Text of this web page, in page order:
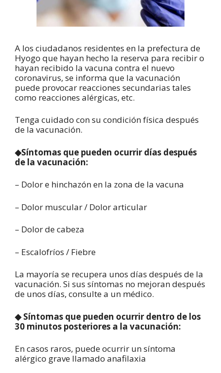
A los ciudadanos residentes en la prefectura de
Hyogo que hayan hecho la reserva para recibir o
hayan recibido la vacuna contra el nuevo
coronavirus, se informa que la vacunación
puede provocar reacciones secundarias tales
como reacciones alérgicas, etc.
Tenga cuidado con su condición física después
de la vacunación.
◆Síntomas que pueden ocurrir días después
de la vacunación:
– Dolor e hinchazón en la zona de la vacuna
– Dolor muscular / Dolor articular
– Dolor de cabeza
– Escalofríos / Fiebre
La mayoría se recupera unos días después de la
vacunación. Si sus síntomas no mejoran después
de unos días, consulte a un médico.
◆ Síntomas que pueden ocurrir dentro de los
30 minutos posteriores a la vacunación:
En casos raros, puede ocurrir un síntoma
alérgico grave llamado anafilaxia